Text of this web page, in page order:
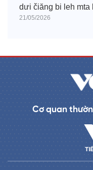
dưi čiăng bi leh mta
21/05/2026
Cơ quan